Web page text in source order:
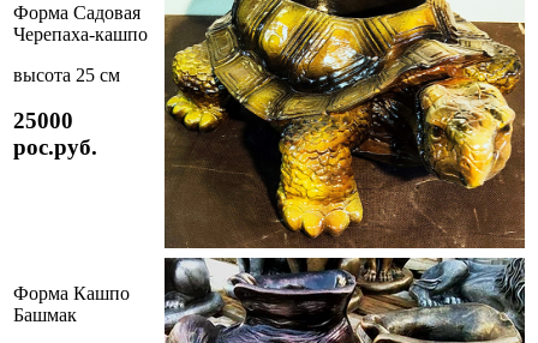
Форма Садовая
Черепаха-кашпо
высота 25 см
25000
рос.руб.
Форма Кашпо
Башмак